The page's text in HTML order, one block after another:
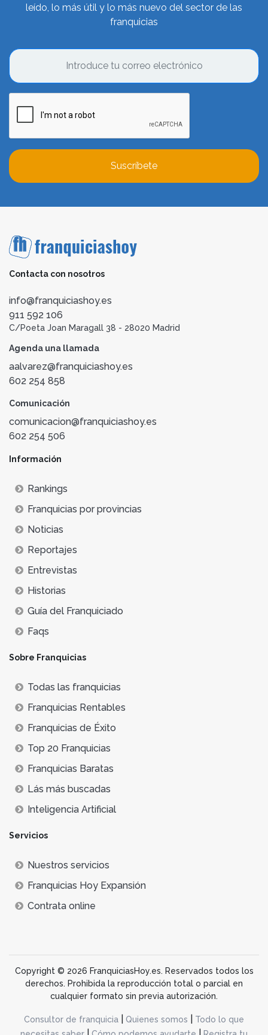
leído, lo más útil y lo más nuevo del sector de las
franquicias
Suscríbete
Contacta con nosotros
info@franquiciashoy.es
911 592 106
C/Poeta Joan Maragall 38 - 28020 Madrid
Agenda una llamada
aalvarez@franquiciashoy.es
602 254 858
Comunicación
comunicacion@franquiciashoy.es
602 254 506
Información
Rankings
Franquicias por provincias
Noticias
Reportajes
Entrevistas
Historias
Guía del Franquiciado
Faqs
Sobre Franquicias
Todas las franquicias
Franquicias Rentables
Franquicias de Éxito
Top 20 Franquicias
Franquicias Baratas
Lás más buscadas
Inteligencia Artificial
Servicios
Nuestros servicios
Franquicias Hoy Expansión
Contrata online
Copyright © 2026 FranquiciasHoy.es. Reservados todos los
derechos. Prohibida la reproducción total o parcial en
cualquier formato sin previa autorización.
Consultor de franquicia Quienes somos
Todo lo que